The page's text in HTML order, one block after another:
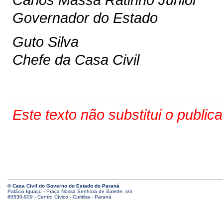
Governador do Estado
Guto Silva
Chefe da Casa Civil
Este texto não substitui o
© Casa Civil do Governo do Estado do Paraná
Palácio Iguaçu - Praça Nossa Senhora de Salette, s/n
80530-909 - Centro Cívico - Curitiba - Paraná